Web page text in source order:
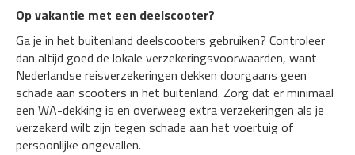
Op vakantie met een deelscooter?
Ga je in het buitenland deelscooters gebruiken? Controleer
dan altijd goed de lokale verzekeringsvoorwaarden, want
Nederlandse reisverzekeringen dekken doorgaans geen
schade aan scooters in het buitenland. Zorg dat er minimaal
een WA-dekking is en overweeg extra verzekeringen als je
verzekerd wilt zijn tegen schade aan het voertuig of
persoonlijke ongevallen.